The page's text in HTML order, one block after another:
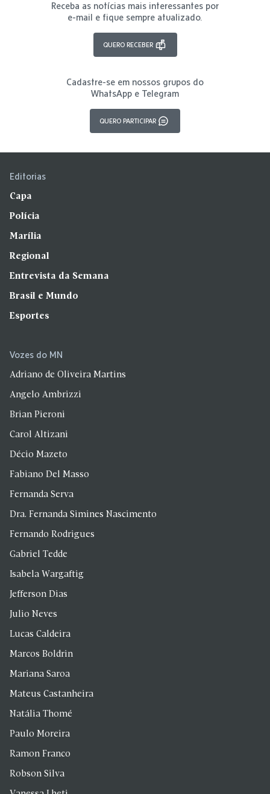
Receba as notícias mais interessantes por
e-mail e fique sempre atualizado.
QUERO RECEBER
Cadastre-se em nossos grupos do
WhatsApp e Telegram
QUERO PARTICIPAR
Editorias
Capa
Polícia
Marília
Regional
Entrevista da Semana
Brasil e Mundo
Esportes
Vozes do MN
Adriano de Oliveira Martins
Angelo Ambrizzi
Brian Pieroni
Carol Altizani
Décio Mazeto
Fabiano Del Masso
Fernanda Serva
Dra. Fernanda Simines Nascimento
Fernando Rodrigues
Gabriel Tedde
Isabela Wargaftig
Jefferson Dias
Julio Neves
Lucas Caldeira
Marcos Boldrin
Mariana Saroa
Mateus Castanheira
Natália Thomé
Paulo Moreira
Ramon Franco
Robson Silva